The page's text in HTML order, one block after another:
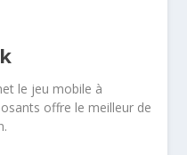
le jeu mobile à
offre le meilleur de